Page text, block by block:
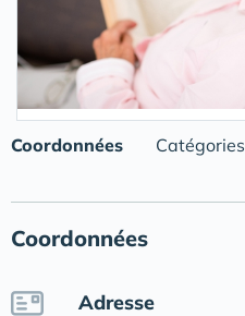
Coordonnées Catégories
Coordonnées
Adresse